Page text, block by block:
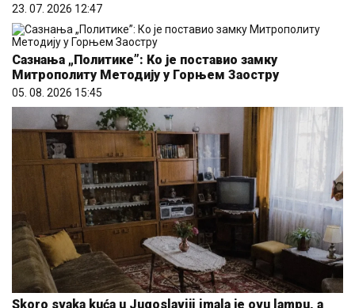
23. 07. 2026 12:47
Сазнања „Политике”: Ко је поставио замку
Митрополиту Методију у Горњем Заостру
05. 08. 2026 15:45
Skoro svaka kuća u Jugoslaviji imala je ovu lampu, a